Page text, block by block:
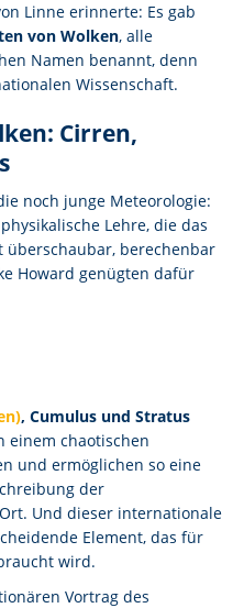
Linne erinnerte: Es gab
von Wolken, alle
Namen benannt, denn
Wissenschaft.
Cirren,
noch junge Meteorologie:
Lehre, die das
überschaubar, berechenbar
Howard genügten dafür
, Cumulus und Stratus
einem chaotischen
und ermöglichen so eine
der
Und dieser internationale
Element, das für
wird.
Vortrag des